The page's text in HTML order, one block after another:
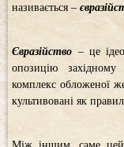
називається –
Євразійство – це
опозицію західному
комплекс обложеної
культивовані як